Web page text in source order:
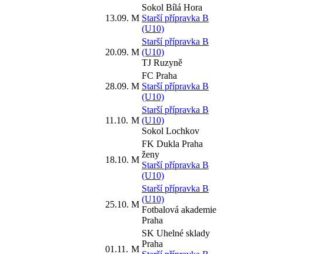
13.09. M
Sokol Bílá Hora
Starší přípravka B
(U10)
20.09. M
Starší přípravka B
(U10)
TJ Ruzyně
28.09. M
FC Praha
Starší přípravka B
(U10)
11.10. M
Starší přípravka B
(U10)
Sokol Lochkov
18.10. M
FK Dukla Praha
ženy
Starší přípravka B
(U10)
25.10. M
Starší přípravka B
(U10)
Fotbalová akademie
Praha
01.11. M
SK Uhelné sklady
Praha